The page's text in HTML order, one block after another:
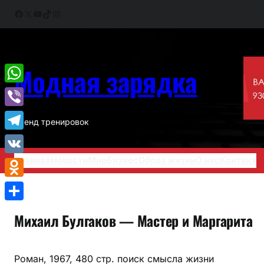
Модная зарядка
Тренд тренировок
Главная
Михаил Булгаков — Мастер и Маргарита
Роман, 1967, 480 стр. поиск смысла жизни
WhatsApp
Viber
Telegram
VK
Odnoklassniki